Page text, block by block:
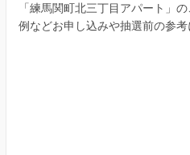
「練馬関町北三丁目アパート」
例などお申し込みや抽選前の参考